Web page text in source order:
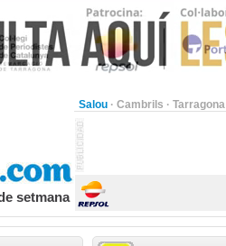
Salou · Cambrils · Tarragona
setmana